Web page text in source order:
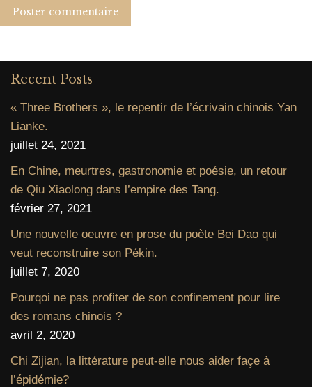
Poster commentaire
Recent Posts
« Three Brothers », le repentir de l’écrivain chinois Yan
Lianke.
juillet 24, 2021
En Chine, meurtres, gastronomie et poésie, un retour
de Qiu Xiaolong dans l’empire des Tang.
février 27, 2021
Une nouvelle oeuvre en prose du poète Bei Dao qui
veut reconstruire son Pékin.
juillet 7, 2020
Pourqoi ne pas profiter de son confinement pour lire
des romans chinois ?
avril 2, 2020
Chi Zijian, la littérature peut-elle nous aider façe à
l’épidémie?